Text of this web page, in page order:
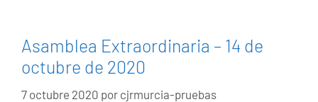
Asamblea Extraordinaria – 14 de
octubre de 2020
7 octubre 2020 por cjrmurcia-pruebas